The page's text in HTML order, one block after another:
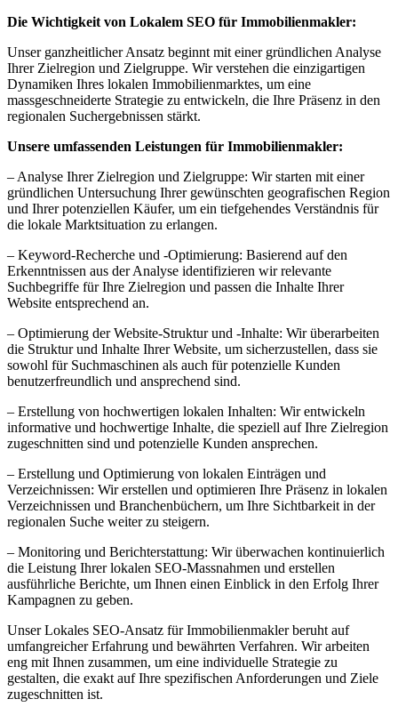
Die Wichtigkeit von Lokalem SEO für Immobilienmakler:
Unser ganzheitlicher Ansatz beginnt mit einer gründlichen Analyse
Ihrer Zielregion und Zielgruppe. Wir verstehen die einzigartigen
Dynamiken Ihres lokalen Immobilienmarktes, um eine
massgeschneiderte Strategie zu entwickeln, die Ihre Präsenz in den
regionalen Suchergebnissen stärkt.
Unsere umfassenden Leistungen für Immobilienmakler:
– Analyse Ihrer Zielregion und Zielgruppe: Wir starten mit einer
gründlichen Untersuchung Ihrer gewünschten geografischen Region
und Ihrer potenziellen Käufer, um ein tiefgehendes Verständnis für
die lokale Marktsituation zu erlangen.
– Keyword-Recherche und -Optimierung: Basierend auf den
Erkenntnissen aus der Analyse identifizieren wir relevante
Suchbegriffe für Ihre Zielregion und passen die Inhalte Ihrer
Website entsprechend an.
– Optimierung der Website-Struktur und -Inhalte: Wir überarbeiten
die Struktur und Inhalte Ihrer Website, um sicherzustellen, dass sie
sowohl für Suchmaschinen als auch für potenzielle Kunden
benutzerfreundlich und ansprechend sind.
– Erstellung von hochwertigen lokalen Inhalten: Wir entwickeln
informative und hochwertige Inhalte, die speziell auf Ihre Zielregion
zugeschnitten sind und potenzielle Kunden ansprechen.
– Erstellung und Optimierung von lokalen Einträgen und
Verzeichnissen: Wir erstellen und optimieren Ihre Präsenz in lokalen
Verzeichnissen und Branchenbüchern, um Ihre Sichtbarkeit in der
regionalen Suche weiter zu steigern.
– Monitoring und Berichterstattung: Wir überwachen kontinuierlich
die Leistung Ihrer lokalen SEO-Massnahmen und erstellen
ausführliche Berichte, um Ihnen einen Einblick in den Erfolg Ihrer
Kampagnen zu geben.
Unser Lokales SEO-Ansatz für Immobilienmakler beruht auf
umfangreicher Erfahrung und bewährten Verfahren. Wir arbeiten
eng mit Ihnen zusammen, um eine individuelle Strategie zu
gestalten, die exakt auf Ihre spezifischen Anforderungen und Ziele
zugeschnitten ist.